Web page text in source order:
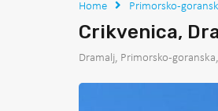
Home Primorsko-
Crikvenica,
Dramalj, Primorsko-